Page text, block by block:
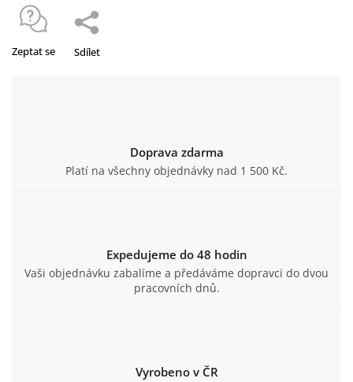
Zeptat se Sdílet
Doprava zdarma
Platí na všechny objednávky nad 1 500 Kč.
Expedujeme do 48 hodin
Vaši objednávku zabalíme a předáváme dopravci do dvou
pracovních dnů.
Vyrobeno v ČR